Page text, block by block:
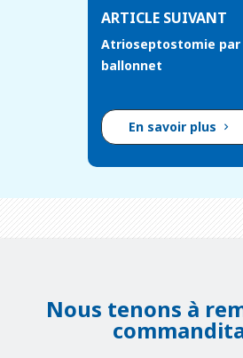
ARTICLE SUIVANT
Atrioseptostomie par
ballonnet
En savoir plus
Nous tenons à